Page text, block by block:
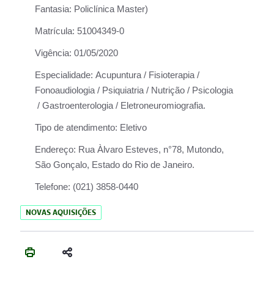
Fantasia: Policlínica Master)
Matrícula: 51004349-0
Vigência: 01/05/2020
Especialidade: Acupuntura / Fisioterapia /
Fonoaudiologia / Psiquiatria / Nutrição / Psicologia
/ Gastroenterologia / Eletroneuromiografia.
Tipo de atendimento: Eletivo
Endereço: Rua Àlvaro Esteves, n°78, Mutondo,
São Gonçalo, Estado do Rio de Janeiro.
Telefone: (021) 3858-0440
NOVAS AQUISIÇÕES